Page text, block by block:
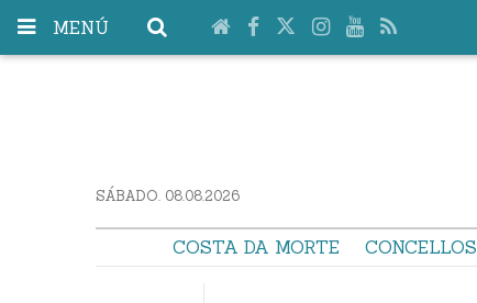
MENÚ
SÁBADO. 08.08.2026
COSTA DA MORTE CONCELLOS